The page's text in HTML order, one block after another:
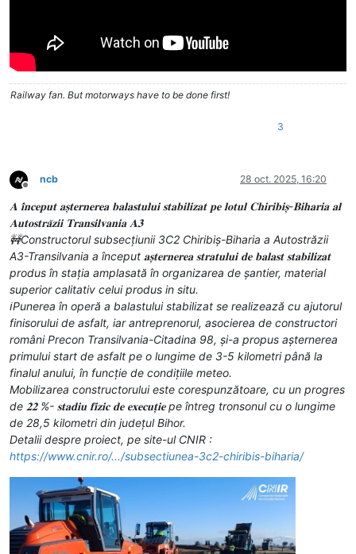
Railway fan. But motorways have to be done first!
3
Deconectat
ncb 28 oct. 2025, 16:20
𝐀 𝐢̂𝐧𝐜𝐞𝐩𝐮𝐭 𝐚𝐬̦𝐭𝐞𝐫𝐧𝐞𝐫𝐞𝐚 𝐛𝐚𝐥𝐚𝐬𝐭𝐮𝐥𝐮𝐢 𝐬𝐭𝐚𝐛𝐢𝐥𝐢𝐳𝐚𝐭 𝐩𝐞 𝐥𝐨𝐭𝐮𝐥 𝐂𝐡𝐢𝐫𝐢𝐛𝐢𝐬̦-𝐁𝐢𝐡𝐚𝐫𝐢𝐚 𝐚𝐥
𝐀𝐮𝐭𝐨𝐬𝐭𝐫𝐚̆𝐳𝐢𝐢 𝐓𝐫𝐚𝐧𝐬𝐢𝐥𝐯𝐚𝐧𝐢𝐚 𝐀𝟑
🚧Constructorul subsecțiunii 3C2 Chiribiș-Biharia a Autostrăzii
A3-Transilvania a început 𝐚𝐬̦𝐭𝐞𝐫𝐧𝐞𝐫𝐞𝐚 𝐬𝐭𝐫𝐚𝐭𝐮𝐥𝐮𝐢 𝐝𝐞 𝐛𝐚𝐥𝐚𝐬𝐭 𝐬𝐭𝐚𝐛𝐢𝐥𝐢𝐳𝐚𝐭
produs în stația amplasată în organizarea de șantier, material
superior calitativ celui produs in situ.
ℹ️Punerea în operă a balastului stabilizat se realizează cu ajutorul
finisorului de asfalt, iar antreprenorul, asocierea de constructori
români Precon Transilvania-Citadina 98, și-a propus așternerea
primului start de asfalt pe o lungime de 3-5 kilometri până la
finalul anului, în funcție de condițiile meteo.
Mobilizarea constructorului este corespunzătoare, cu un progres
de 𝟐𝟐 %- 𝐬𝐭𝐚𝐝𝐢𝐮 𝐟𝐢𝐳𝐢𝐜 𝐝𝐞 𝐞𝐱𝐞𝐜𝐮𝐭̦𝐢𝐞 pe întreg tronsonul cu o lungime
de 28,5 kilometri din județul Bihor.
Detalii despre proiect, pe site-ul CNIR :
https://www.cnir.ro/.../subsectiunea-3c2-chiribis-biharia/